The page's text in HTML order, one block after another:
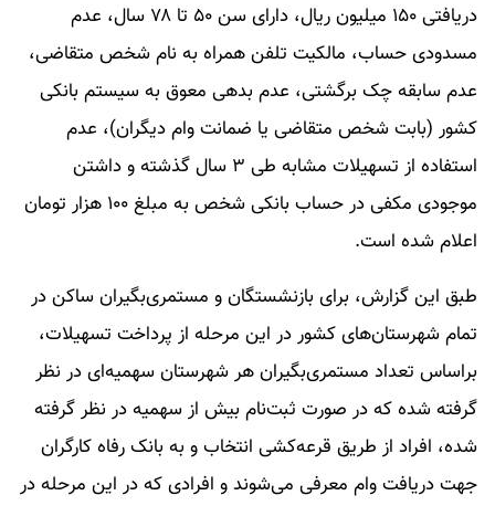
دریافتی ۱۵۰ میلیون ریال، دارای سن ۵۰ تا ۷۸ سال، عدم
مسدودی حساب، مالکیت تلفن همراه به نام شخص متقاضی،
عدم سابقه چک برگشتی، عدم بدهی معوق به سیستم بانکی
کشور (بابت شخص متقاضی یا ضمانت وام دیگران)، عدم
استفاده از تسهیلات مشابه طی ۳ سال گذشته و داشتن
موجودی مکفی در حساب بانکی شخص به مبلغ ۱۰۰ هزار تومان
اعلام شده است.
طبق این گزارش، برای بازنشستگان و مستمری‌بگیران ساکن در
تمام شهرستان‌های کشور در این مرحله از پرداخت تسهیلات،
براساس تعداد مستمری‌بگیران هر شهرستان سهمیه‌ای در نظر
گرفته شده که در صورت ثبت‌نام بیش از سهمیه در نظر گرفته
شده، افراد از طریق قرعه‌کشی انتخاب و به بانک رفاه کارگران
جهت دریافت وام معرفی می‌شوند و افرادی که در این مرحله در